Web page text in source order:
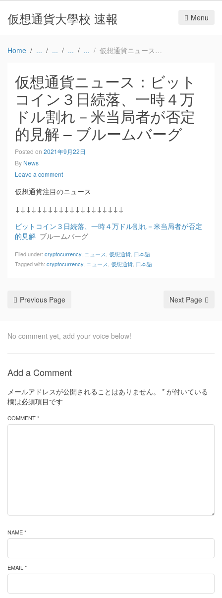
仮想通貨大學校 速報 Menu
Home 仮想通貨ニュース：ビットコイン３日続落、一時４万ドル割れ－米当局者が否定的見解 – ブルームバーグ
仮想通貨ニュース：ビット
コイン３日続落、一時４万
ドル割れ－米当局者が否定
的見解 – ブルームバーグ
Posted on 2021年9月22日
By News
Leave a comment
仮想通貨注目のニュース
↓↓↓↓↓↓↓↓↓↓↓↓↓↓↓↓↓↓↓↓
ビットコイン３日続落、一時４万ドル割れ－米当局者が否定
的見解 ブルームバーグ
Filed under: cryptocurrency ニュース 仮想通貨 日本語
Tagged with: cryptocurrency ニュース 仮想通貨 日本語
Previous Page Next Page
No comment yet, add your voice below!
Add a Comment
メールアドレスが公開されることはありません。 * が付いている
欄は必須項目です
COMMENT *
NAME *
EMAIL *